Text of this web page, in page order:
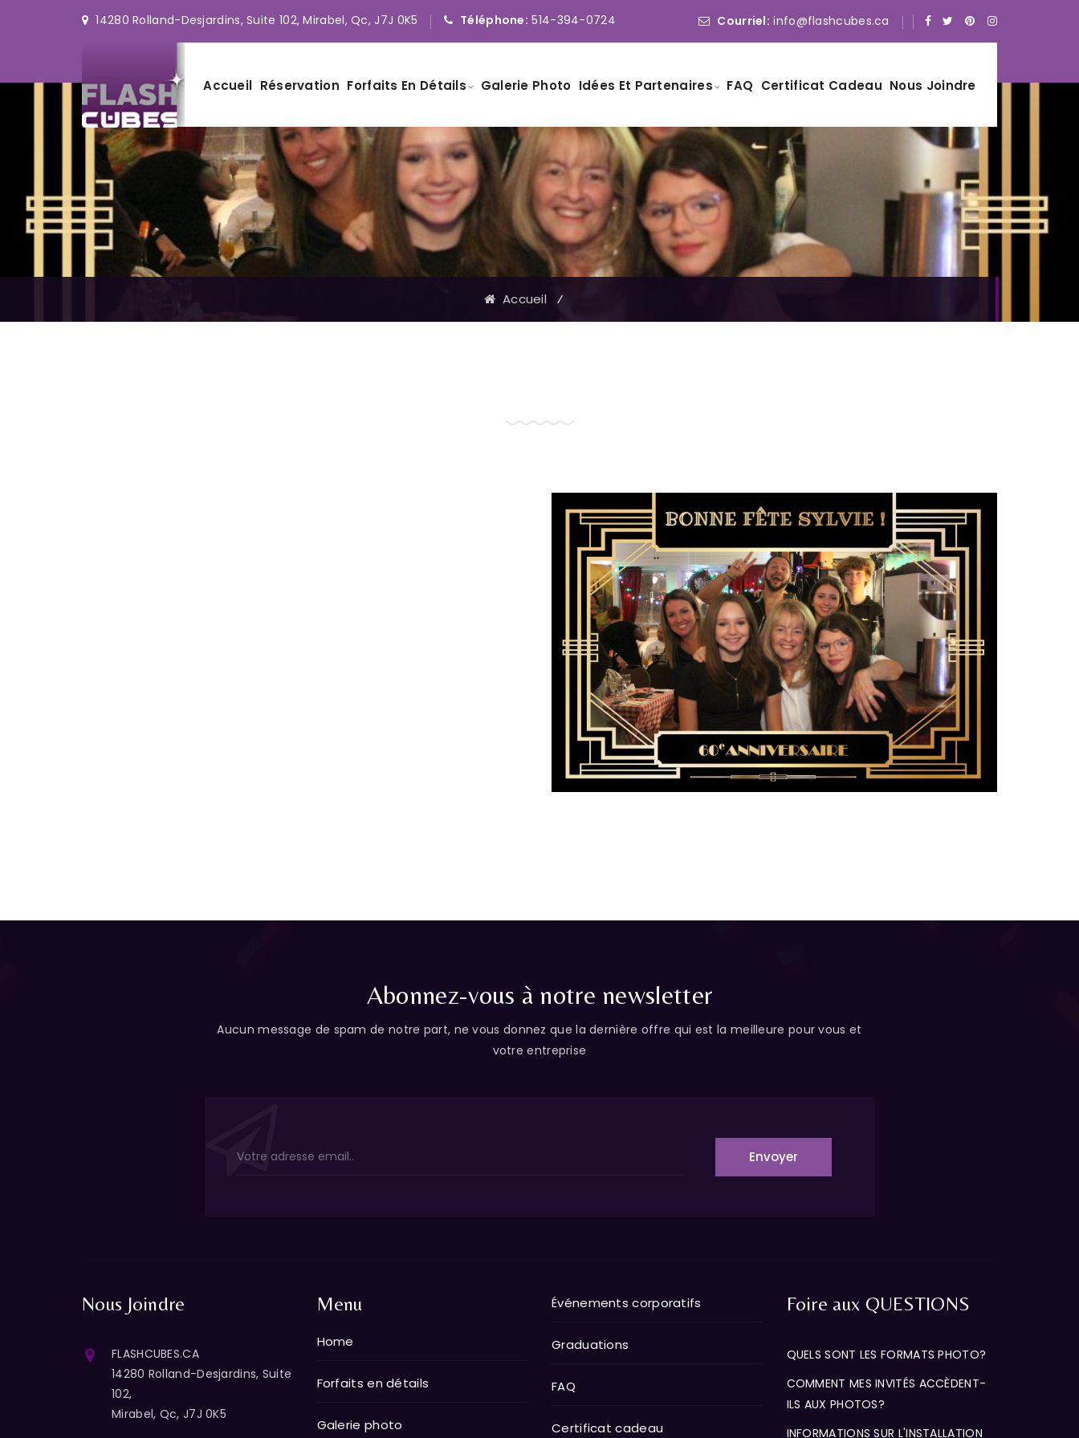
14280 Rolland-Desjardins, Suite 102, Mirabel, Qc, J7J 0K5 Téléphone: 514-394-0724 Courriel: info@flashcubes.ca
Accueil Réservation Forfaits En Détails Galerie Photo Idées Et Partenaires FAQ Certificat Cadeau Nous Joindre
Accueil ⁄
Abonnez-vous à notre newsletter
Aucun message de spam de notre part, ne vous donnez que la dernière offre qui est la meilleure pour vous et
votre entreprise
Envoyer
Nous Joindre
FLASHCUBES.CA
14280 Rolland-Desjardins, Suite
102,
Mirabel, Qc, J7J 0K5
Menu
Home
Forfaits en détails
Galerie photo
Événements corporatifs
Graduations
FAQ
Certificat cadeau
Foire aux QUESTIONS
QUELS SONT LES FORMATS PHOTO?
COMMENT MES INVITÉS ACCÈDENT-
ILS AUX PHOTOS?
INFORMATIONS SUR L'INSTALLATION